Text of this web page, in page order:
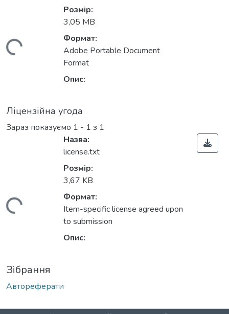
Розмір:
3,05 MB
Формат:
Adobe Portable Document
Format
Опис:
Ліцензійна угода
Зараз показуємо 1 - 1 з 1
Назва:
license.txt
Розмір:
3,67 KB
Формат:
Item-specific license agreed upon
to submission
Опис:
Зібрання
Автореферати